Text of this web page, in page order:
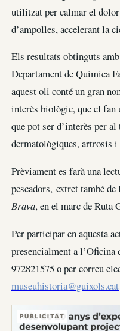
utilitzat per calmar el
d’ampolles, accelerant la
Els resultats obtinguts
Departament de Química
aquest oli conté un gran
interès biològic, que el fan
que pot ser d’interès per
dermatològiques, artrosis
Prèviament es farà una
pescadors, extret també de
Brava, en el marc de Ruta
Per participar en aquesta
presencialment a l’Oficina
972821575 o per correu
museuhistoria@guixols.cat
PUBLICITAT